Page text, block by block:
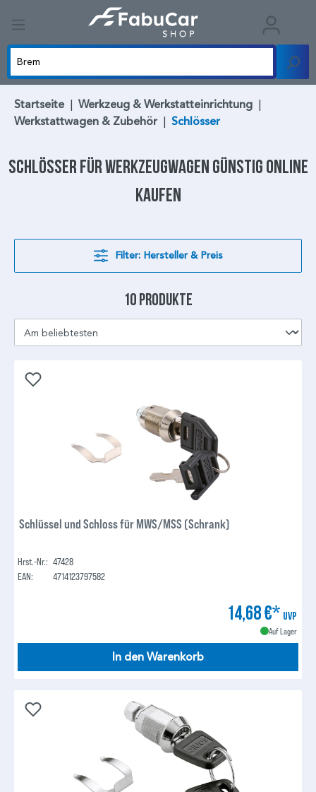
Startseite | Werkzeug & Werkstatteinrichtung |
Werkstattwagen & Zubehör | Schlösser
Schlösser für Werkzeugwagen günstig online
kaufen
Filter: Hersteller & Preis
10 Produkte
Schlüssel und Schloss für MWS/MSS (Schrank)
Hrst.-Nr.: 47428
EAN:
4714123797582
14,68 €* UVP
Auf Lager
In den Warenkorb